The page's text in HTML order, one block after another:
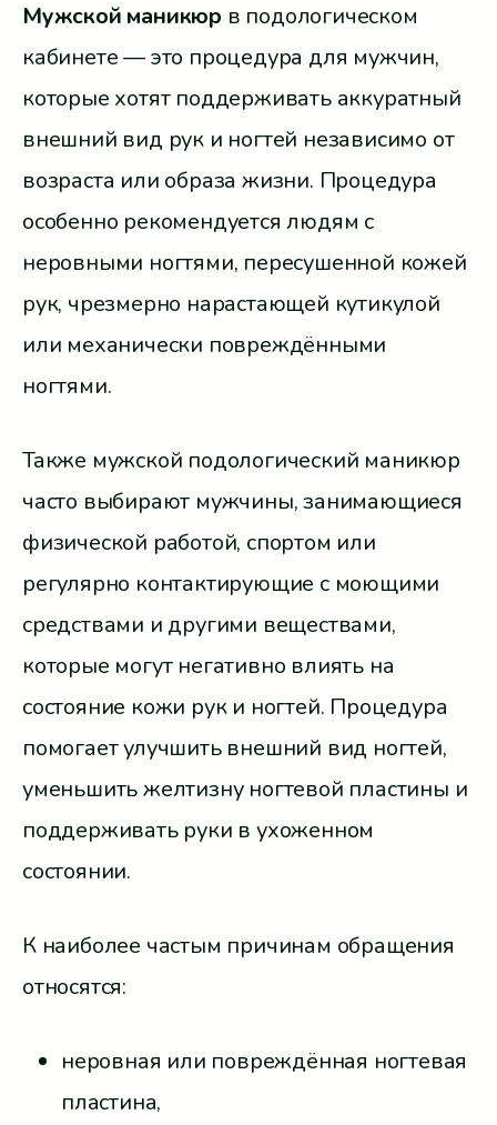
Мужской маникюр в подологическом
кабинете — это процедура для мужчин,
которые хотят поддерживать аккуратный
внешний вид рук и ногтей независимо от
возраста или образа жизни. Процедура
особенно рекомендуется людям с
неровными ногтями, пересушенной кожей
рук, чрезмерно нарастающей кутикулой
или механически повреждёнными
ногтями.
Также мужской подологический маникюр
часто выбирают мужчины, занимающиеся
физической работой, спортом или
регулярно контактирующие с моющими
средствами и другими веществами,
которые могут негативно влиять на
состояние кожи рук и ногтей. Процедура
помогает улучшить внешний вид ногтей,
уменьшить желтизну ногтевой пластины и
поддерживать руки в ухоженном
состоянии.
К наиболее частым причинам обращения
относятся:
неровная или повреждённая ногтевая
пластина,